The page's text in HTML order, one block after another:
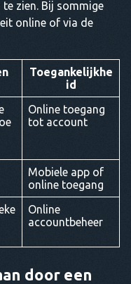
zien. Bij sommige
online of via de
Toegankelijkhe
id
Online toegang
tot account
Mobiele app of
online toegang
Online
accountbeheer
door een